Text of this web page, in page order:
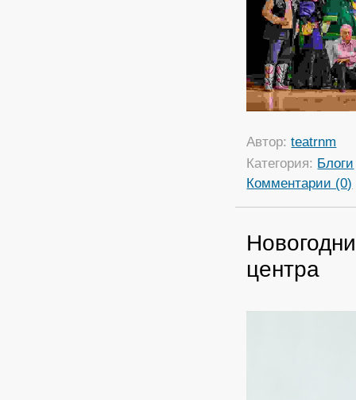
Автор:teatrnm
Категория: Блоги
Комментарии (0)
центра